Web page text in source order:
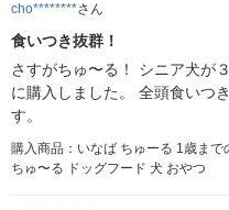
cho********さん
食いつき抜群！
さすがちゅ〜る！ シニア犬が
に購入しました。 全頭食いつ
す。
購入商品：いなば ちゅーる 1歳ま
ちゅ〜る ドッグフード 犬 おやつ